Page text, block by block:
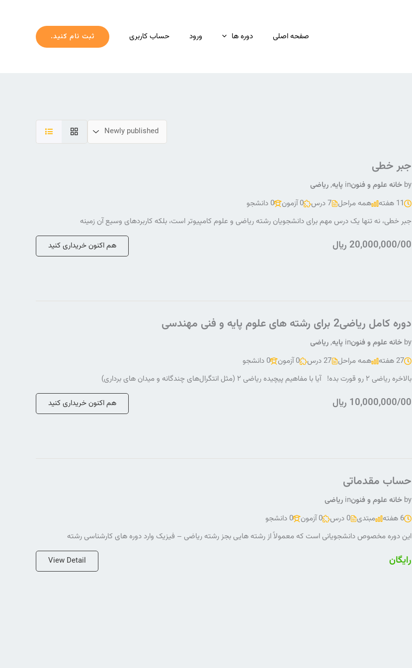
صفحه اصلی دوره ها ورود حساب کاربری ثبت نام کنید.
جبر خطی
by خانه علوم و فنونin پایه,ریاضی
11 هفته
همه مراحل 7 درس 0 آزمون
0 دانشجو
جبر خطی، نه تنها یک درس مهم برای دانشجویان رشته ریاضی و علوم کامپیوتر است، بلکه کاربردهای وسیع آن زمینه
20,000,000/00 ﷼ هم اکنون خریداری کنید
دوره کامل ریاضی2 برای رشته های علوم پایه و فنی مهندسی
by خانه علوم و فنونin پایه,ریاضی
27 هفته
همه مراحل 27 درس 0 آزمون
0 دانشجو
بالاخره ریاضی ۲ رو قورت بده! آیا با مفاهیم پیچیده ریاضی ۲ (مثل انتگرال‌های چندگانه و میدان های برداری)
10,000,000/00 ﷼ هم اکنون خریداری کنید
حساب مقدماتی
by خانه علوم و فنونin ریاضی
6 هفته
مبتدی 0 درس 0 آزمون
0 دانشجو
این دوره مخصوص دانشجویانی است که معمولاً از رشته هایی بجز رشته ریاضی – فیزیک وارد دوره های کارشناسی رشته
رایگان View Detail